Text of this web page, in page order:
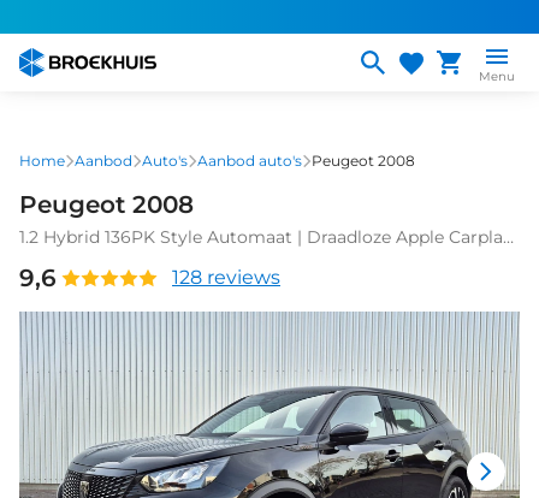
naar
gaan
Menu
Home Aanbod Auto's Aanbod auto's Peugeot 2008
Peugeot 2008
1.2 Hybrid 136PK Style Automaat | Draadloze Apple Carplay
achterlichten | LED koplampen
9,6 128 reviews